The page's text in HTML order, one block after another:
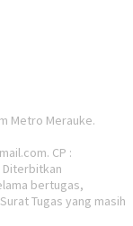
Metro Merauke.
CP :
Diterbitkan
bertugas,
Tugas yang masih